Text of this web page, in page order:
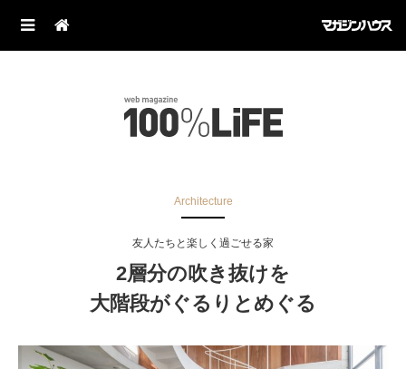
Architecture
友人たちと楽しく過ごせる家
2層分の吹き抜けを
大階段がぐるりとめぐる